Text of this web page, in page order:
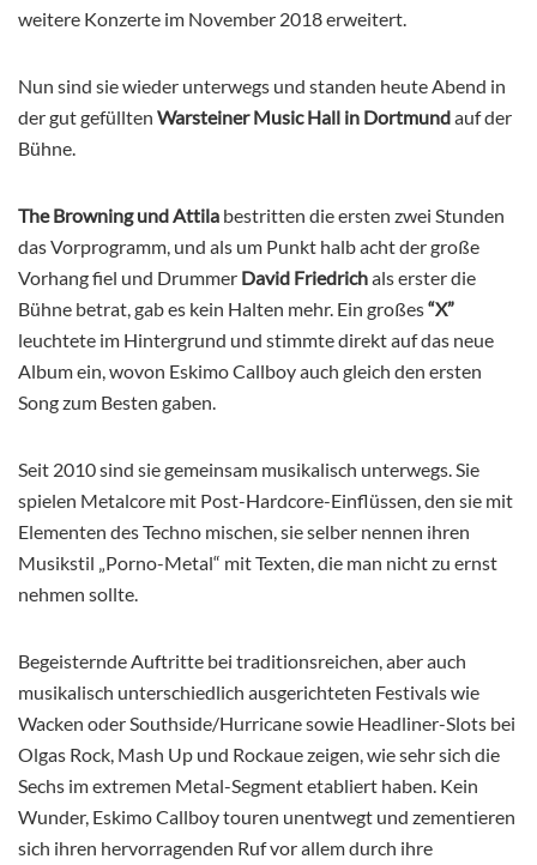
weitere Konzerte im November 2018 erweitert.
Nun sind sie wieder unterwegs und standen heute Abend in
der gut gefüllten Warsteiner Music Hall in Dortmundauf der
Bühne.
The Browning und Attila bestritten die ersten zwei Stunden
das Vorprogramm, und als um Punkt halb acht der große
Vorhang fiel und Drummer David Friedrichals erster die
Bühne betrat, gab es kein Halten mehr. Ein großes“X”
leuchtete im Hintergrund und stimmte direkt auf das neue
Album ein, wovon Eskimo Callboy auch gleich den ersten
Song zum Besten gaben.
Seit 2010 sind sie gemeinsam musikalisch unterwegs. Sie
spielen Metalcore mit Post-Hardcore-Einflüssen, den sie mit
Elementen des Techno mischen, sie selber nennen ihren
Musikstil „Porno-Metal“ mit Texten, die man nicht zu ernst
nehmen sollte.
Begeisternde Auftritte bei traditionsreichen, aber auch
musikalisch unterschiedlich ausgerichteten Festivals wie
Wacken oder Southside/Hurricane sowie Headliner-Slots bei
Olgas Rock, Mash Up und Rockaue zeigen, wie sehr sich die
Sechs im extremen Metal-Segment etabliert haben. Kein
Wunder, Eskimo Callboy touren unentwegt und zementieren
sich ihren hervorragenden Ruf vor allem durch ihre